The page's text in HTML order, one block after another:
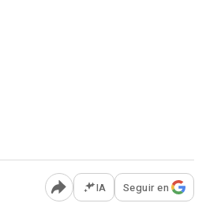
Abrir opciones para
IA Seguir en